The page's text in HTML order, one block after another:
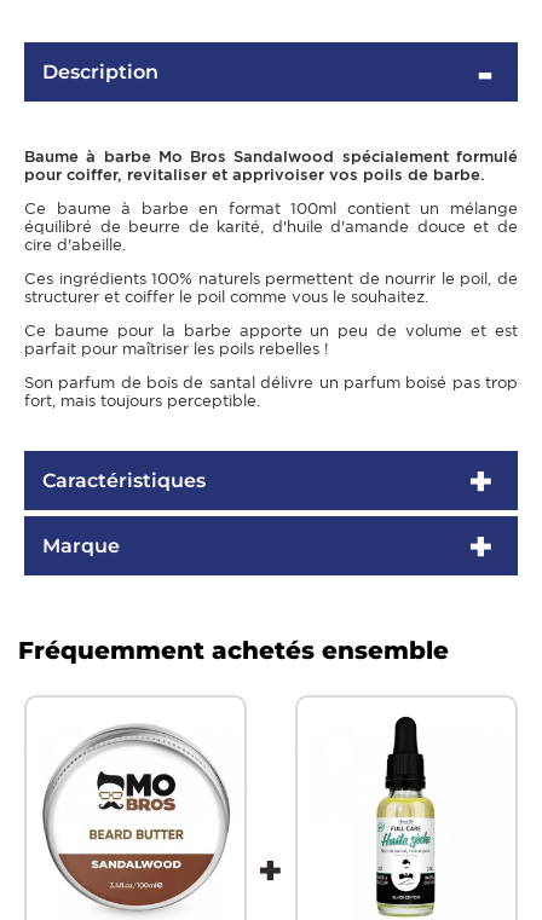
Description
Baume à barbe Mo Bros Sandalwood spécialement formulé
pour coiffer, revitaliser et apprivoiser vos poils de barbe.
Ce baume à barbe en format 100ml contient un mélange
équilibré de beurre de karité, d'huile d'amande douce et de
cire d'abeille.
Ces ingrédients 100% naturels permettent de nourrir le poil, de
structurer et coiffer le poil comme vous le souhaitez.
Ce baume pour la barbe apporte un peu de volume et est
parfait pour maîtriser les poils rebelles !
Son parfum de bois de santal délivre un parfum boisé pas trop
fort, mais toujours perceptible.
Caractéristiques
Marque
Fréquemment achetés ensemble